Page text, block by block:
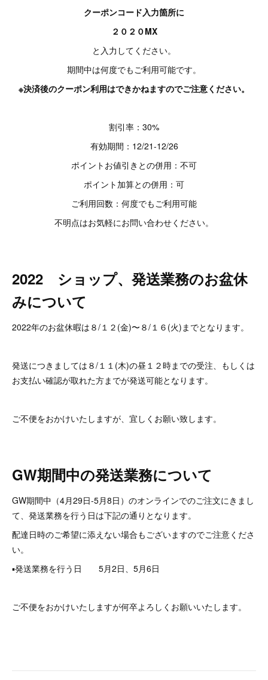
クーポンコード入力箇所に
２０２０MX
と入力してください。
期間中は何度でもご利用可能です。
※決済後のクーポン利用はできかねますのでご注意ください。
割引率：30%
有効期間：12/21-12/26
ポイントお値引きとの併用：不可
ポイント加算との併用：可
ご利用回数：何度でもご利用可能
不明点はお気軽にお問い合わせください。
2022 ショップ、発送業務のお盆休
みについて
2022年のお盆休暇は８/１２(金)〜８/１６(火)までとなります。
発送につきましては８/１１(木)の昼１２時までの受注、もしくは
お支払い確認が取れた方までが発送可能となります。
ご不便をおかけいたしますが、宜しくお願い致します。
GW期間中の発送業務について
GW期間中（4月29日-5月8日）のオンラインでのご注文にきまし
て、発送業務を行う日は下記の通りとなります。
配達日時のご希望に添えない場合もございますのでご注意くださ
い。
▪️発送業務を行う日 5月2日、5月6日
ご不便をおかけいたしますが何卒よろしくお願いいたします。